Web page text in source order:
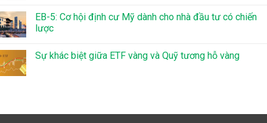
EB-5: Cơ hội định cư Mỹ dành cho nhà đầu tư có chiến
lược
Sự khác biệt giữa ETF vàng và Quỹ tương hỗ vàng